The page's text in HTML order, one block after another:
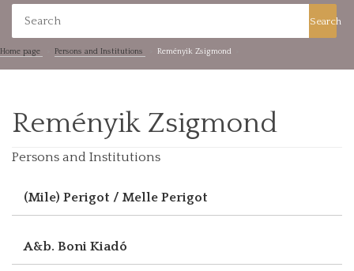
Search
Home page Persons and Institutions Reményik Zsigmond
Reményik Zsigmond
Persons and Institutions
(Mile) Perigot / Melle Perigot
A&b. Boni Kiadó